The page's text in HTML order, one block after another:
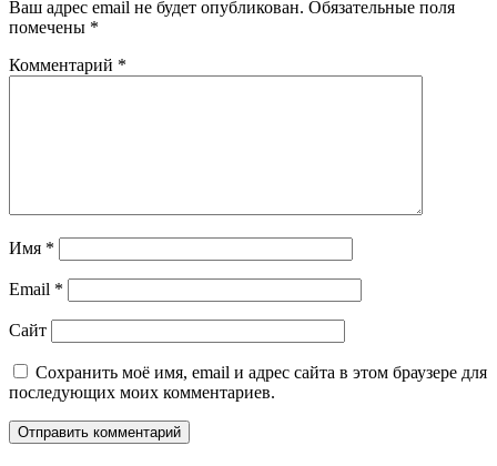
Ваш адрес email не будет опубликован. Обязательные поля
помечены *
Комментарий *
Имя *
Email *
Сайт
Сохранить моё имя, email и адрес сайта в этом браузере для
последующих моих комментариев.